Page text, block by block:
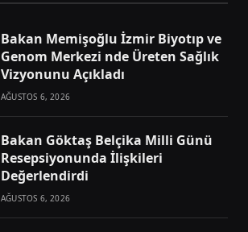
Bakan Memişoğlu İzmir Biyotıp ve
Genom Merkezi nde Üreten Sağlık
Vizyonunu Açıkladı
AĞUSTOS 6, 2026
Bakan Göktaş Belçika Milli Günü
Resepsiyonunda İlişkileri
Değerlendirdi
AĞUSTOS 6, 2026